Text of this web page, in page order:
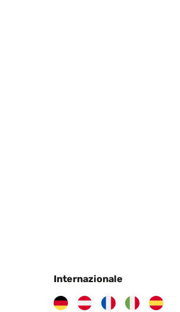
forse il materiale di spessore fine però
ouvert heureusement matériel
le réglage en hauteur de la grille
Internazionale